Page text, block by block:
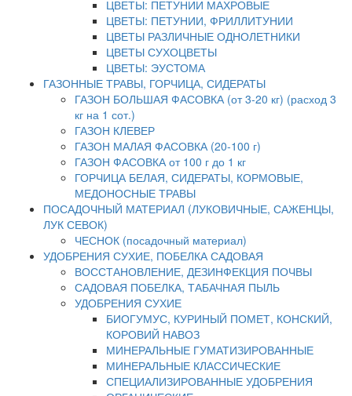
ЦВЕТЫ: ПЕТУНИИ МАХРОВЫЕ
ЦВЕТЫ: ПЕТУНИИ, ФРИЛЛИТУНИИ
ЦВЕТЫ РАЗЛИЧНЫЕ ОДНОЛЕТНИКИ
ЦВЕТЫ СУХОЦВЕТЫ
ЦВЕТЫ: ЭУСТОМА
ГАЗОННЫЕ ТРАВЫ, ГОРЧИЦА, СИДЕРАТЫ
ГАЗОН БОЛЬШАЯ ФАСОВКА (от 3-20 кг) (расход 3
кг на 1 сот.)
ГАЗОН КЛЕВЕР
ГАЗОН МАЛАЯ ФАСОВКА (20-100 г)
ГАЗОН ФАСОВКА от 100 г до 1 кг
ГОРЧИЦА БЕЛАЯ, СИДЕРАТЫ, КОРМОВЫЕ,
МЕДОНОСНЫЕ ТРАВЫ
ПОСАДОЧНЫЙ МАТЕРИАЛ (ЛУКОВИЧНЫЕ, САЖЕНЦЫ,
ЛУК СЕВОК)
ЧЕСНОК (посадочный материал)
УДОБРЕНИЯ СУХИЕ, ПОБЕЛКА САДОВАЯ
ВОССТАНОВЛЕНИЕ, ДЕЗИНФЕКЦИЯ ПОЧВЫ
САДОВАЯ ПОБЕЛКА, ТАБАЧНАЯ ПЫЛЬ
УДОБРЕНИЯ СУХИЕ
БИОГУМУС, КУРИНЫЙ ПОМЕТ, КОНСКИЙ,
КОРОВИЙ НАВОЗ
МИНЕРАЛЬНЫЕ ГУМАТИЗИРОВАННЫЕ
МИНЕРАЛЬНЫЕ КЛАССИЧЕСКИЕ
СПЕЦИАЛИЗИРОВАННЫЕ УДОБРЕНИЯ